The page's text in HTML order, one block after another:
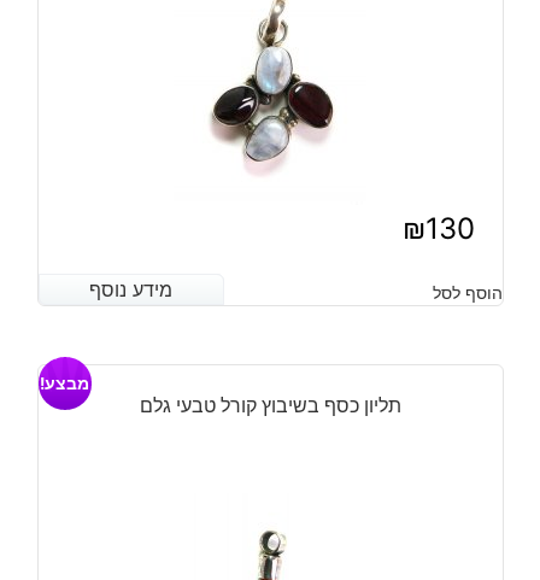
₪130
מידע נוסף הוסף לסל מידע נוסף
תליון כסף בשיבוץ קורל טבעי גלם
מבצע!